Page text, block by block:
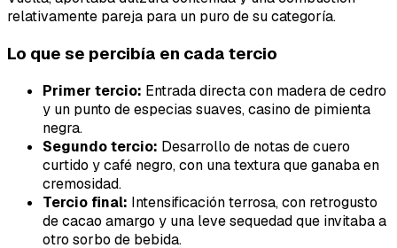
relativamente pareja para un puro de su categoría.
Lo que se percibía en cada tercio
Primer tercio: Entrada directa con madera de cedro
y un punto de especias suaves, casino de pimienta
negra.
Segundo tercio: Desarrollo de notas de cuero
curtido y café negro, con una textura que ganaba en
cremosidad.
Tercio final: Intensificación terrosa, con retrogusto
de cacao amargo y una leve sequedad que invitaba a
otro sorbo de bebida.